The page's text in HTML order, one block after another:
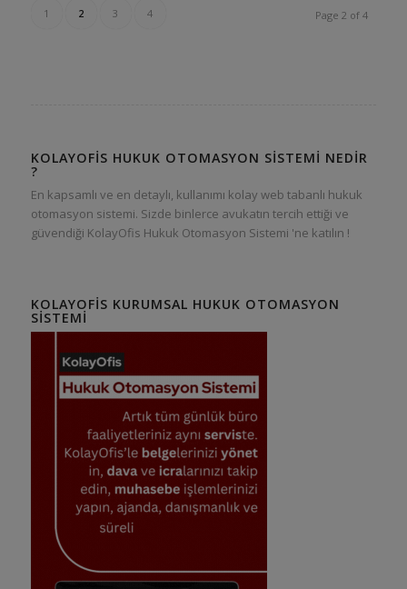
Page 2 of 4
1 2 3 4
KOLAYOFIS HUKUK OTOMASYON SISTEMI NEDIR
?
En kapsamlı ve en detaylı, kullanımı kolay web tabanlı hukuk
otomasyon sistemi. Sizde binlerce avukatın tercih ettiği ve
güvendiği KolayOfis Hukuk Otomasyon Sistemi 'ne katılın !
KOLAYOFIS KURUMSAL HUKUK OTOMASYON
SISTEMI